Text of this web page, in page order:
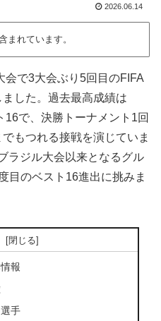
2026.06.14
まれています。
会で3大会ぶり5回目のFIFA
した。過去最高成績は
で、決勝トーナメント1回
もつれる接戦を演じていま
ラジル大会以来となるグル
目のベスト16進出に挑みま
報
手